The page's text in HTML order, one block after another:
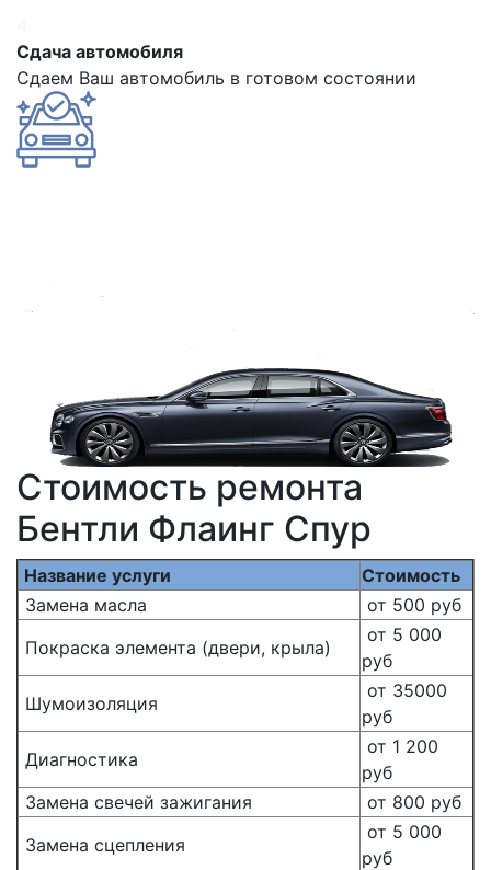
Сдача автомобиля
Сдаем Ваш автомобиль в готовом состоянии
Стоимость ремонта
Бентли Флаинг Спур
Название услуги
Стоимость
Замена масла
от 500 руб
Покраска элемента (двери, крыла)
от 5 000
руб
Шумоизоляция
от 35000
руб
Диагностика
от 1 200
руб
Замена свечей зажигания
от 800 руб
Замена сцепления
от 5 000
руб